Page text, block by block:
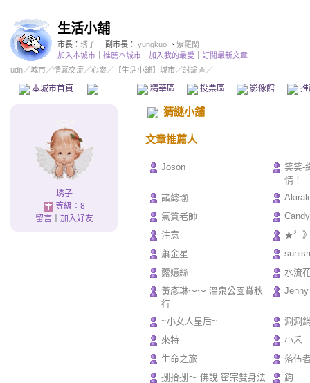
生活小舖
市長： 琇子 副市長： yungkuo 、 紫羅蘭
加入本城市
推薦本城市 加入我的最愛
訂閱最新文章
udn／城市／情感交流／心靈 ／ 【生活小舖】城市／討論區／
本城市首頁 精華區 投票區 影像館
琇子
等級：8
留言｜ 加入好友
猜謎小舖
文章推薦人
Joson
笑笑
情！
諸懿瑜
氣質老師
注意
★〞
蕭金星
虂嬑絲
水流
黃彥琳～～ 溫泉公園賞秋
行
~小女人皇后~
涮涮
來特
小禾
生命之旅
落伍
捌拾捌～ 佛說 密宗雙身法
鈞